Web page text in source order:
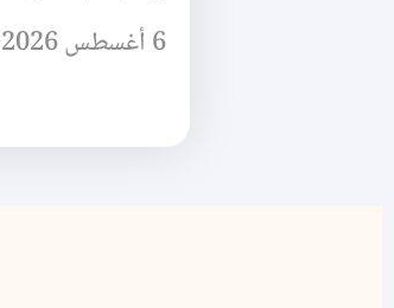
6 أغسطس 2026